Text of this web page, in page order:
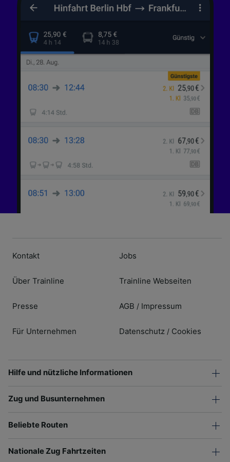
Kontakt
Über Trainline
Presse
Für Unternehmen
Jobs
Trainline Webseiten
AGB / Impressum
Datenschutz / Cookies
Hilfe und nützliche Informationen
Zug und Busunternehmen
Beliebte Routen
Nationale Zug Fahrtzeiten